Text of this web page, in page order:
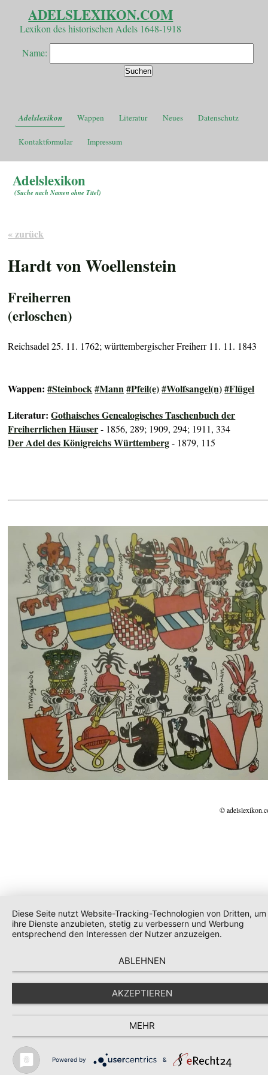
ADELSLEXIKON.COM
Lexikon des historischen Adels 1648-1918
Name:
Adelslexikon Wappen Literatur Neues Datenschutz
Kontaktformular Impressum
Adelslexikon
(Suche nach Namen ohne Titel)
« zurück
Hardt von Woellenstein
Freiherren
(erloschen)
Reichsadel 25. 11. 1762; württembergischer Freiherr 11. 11. 1843
Wappen:#Steinbock#Mann#Pfeil(e)#Wolfsangel(n)#Flügel
Literatur:Gothaisches Genealogisches Taschenbuch der
Freiherrlichen Häuser- 1856, 289; 1909, 294; 1911, 334
Der Adel des Königreichs Württemberg- 1879, 115
©
Diese Seite nutzt Website-Tracking-Technologien von Dritten, um
ihre Dienste anzubieten, stetig zu verbessern und Werbung
entsprechend den Interessen der Nutzer anzuzeigen.
ABLEHNEN
AKZEPTIEREN
MEHR
Powered by &